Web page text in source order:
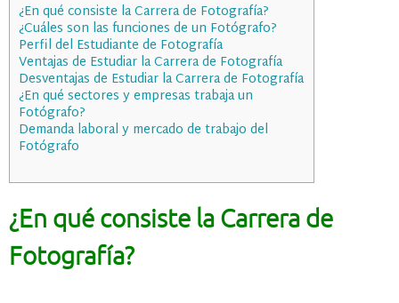
¿En qué consiste la Carrera de Fotografía?
¿Cuáles son las funciones de un Fotógrafo?
Perfil del Estudiante de Fotografía
Ventajas de Estudiar la Carrera de Fotografía
Desventajas de Estudiar la Carrera de Fotografía
¿En qué sectores y empresas trabaja un
Fotógrafo?
Demanda laboral y mercado de trabajo del
Fotógrafo
¿En qué consiste la Carrera de
Fotografía?